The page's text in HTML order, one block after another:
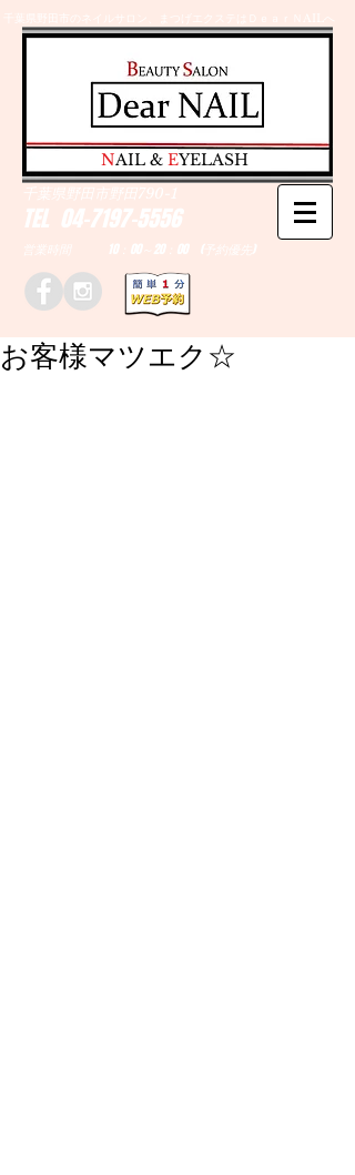
千葉県野田市のネイルサロン、まつげエクステはＤｅａｒＮAILへ
TEL 04-7197-5556
営業時間 10：00～20：00 (予約優先)
千葉県野田市野田790-1
​NAIL & EYELASH
お客様マツエク☆